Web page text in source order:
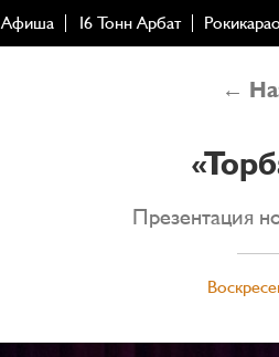
Афиша 16 Тонн Арбат
←
Презентация